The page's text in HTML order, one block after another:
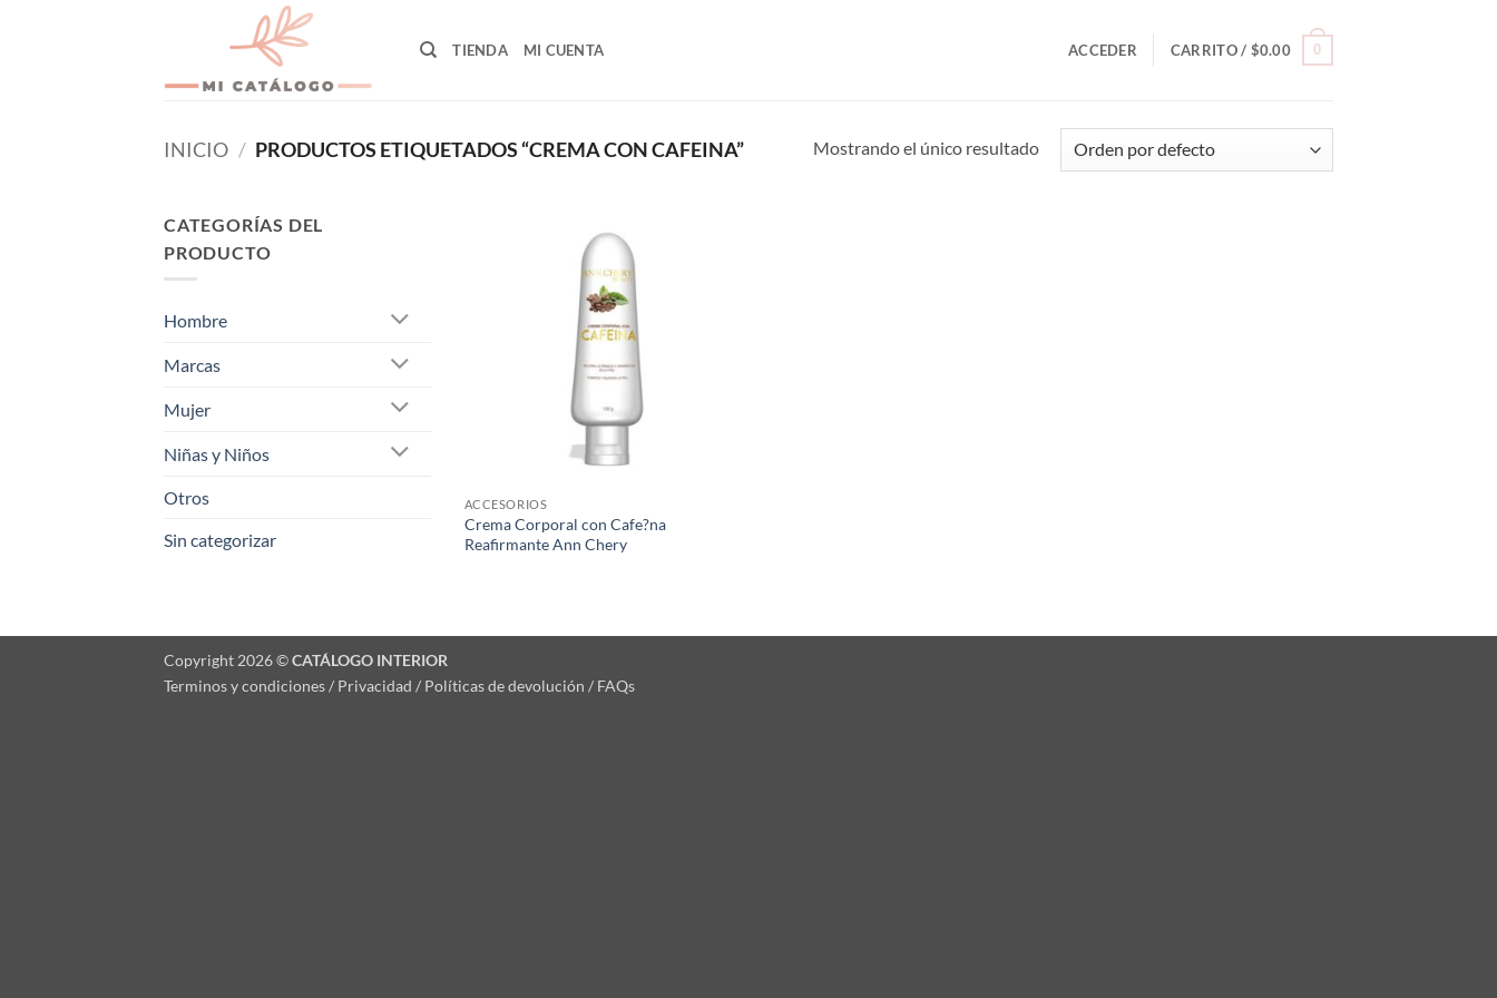
TIENDA MI CUENTA ACCEDER CARRITO / $0.00 0
INICIO / PRODUCTOS ETIQUETADOS “CREMA CON CAFEINA” Mostrando el único resultado
CATEGORÍAS DEL
PRODUCTO
Hombre
Marcas
Mujer
Niñas y Niños
Otros
Sin categorizar
ACCESORIOS
Crema Corporal con Cafe?na
Reafirmante Ann Chery
Copyright 2026 ©CATÁLOGO INTERIOR
Terminos y condiciones / Privacidad / Políticas de devolución / FAQs